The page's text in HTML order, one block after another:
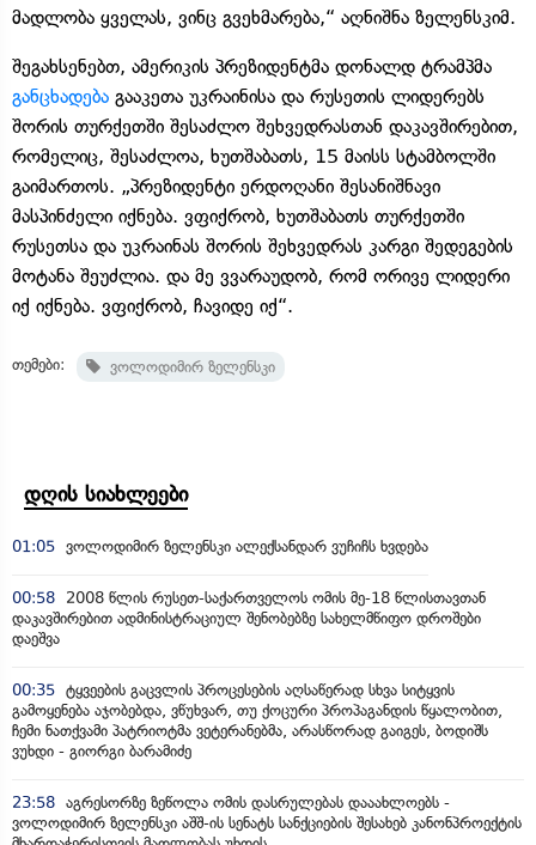
მადლობა ყველას, ვინც გვეხმარება,“ აღნიშნა ზელენსკიმ.
შეგახსენებთ, ამერიკის პრეზიდენტმა დონალდ ტრამპმა
განცხადება გააკეთა უკრაინისა და რუსეთის ლიდერებს
შორის თურქეთში შესაძლო შეხვედრასთან დაკავშირებით,
რომელიც, შესაძლოა, ხუთშაბათს, 15 მაისს სტამბოლში
გაიმართოს. „პრეზიდენტი ერდოღანი შესანიშნავი
მასპინძელი იქნება. ვფიქრობ, ხუთშაბათს თურქეთში
რუსეთსა და უკრაინას შორის შეხვედრას კარგი შედეგების
მოტანა შეუძლია. და მე ვვარაუდობ, რომ ორივე ლიდერი
იქ იქნება. ვფიქრობ, ჩავიდე იქ“.
თემები: ვოლოდიმირ ზელენსკი
დღის სიახლეები
01:05 ვოლოდიმირ ზელენსკი ალექსანდარ ვუჩიჩს ხვდება
00:58
2008 წლის რუსეთ-საქართველოს ომის მე-18 წლისთავთან
დაკავშირებით ადმინისტრაციულ შენობებზე სახელმწიფო დროშები
დაეშვა
00:35 ტყვეების გაცვლის პროცესების აღსაწერად სხვა სიტყვის
გამოყენება აჯობებდა, ვწუხვარ, თუ ქოცური პროპაგანდის წყალობით,
ჩემი ნათქვამი პატრიოტმა ვეტერანებმა, არასწორად გაიგეს, ბოდიშს
ვუხდი - გიორგი ბარამიძე
23:58 აგრესორზე ზეწოლა ომის დასრულებას დააახლოებს -
ვოლოდიმირ ზელენსკი აშშ-ის სენატს სანქციების შესახებ კანონპროექტის